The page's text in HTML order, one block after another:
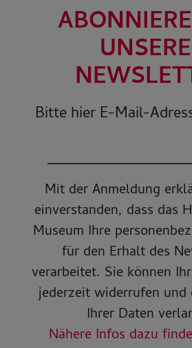
Bitte hier E-Mail-
Mit der Anmeldung
einverstanden, dass das
Museum Ihre
für den Erhalt des
verarbeitet. Sie können
jederzeit widerrufen und
Ihrer Daten
Nähere Infos dazu